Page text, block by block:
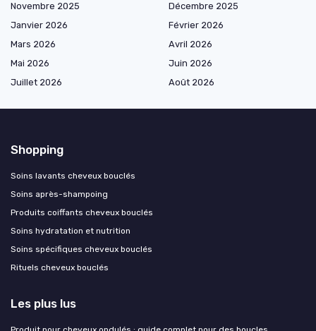
Novembre 2025
Décembre 2025
Janvier 2026
Février 2026
Mars 2026
Avril 2026
Mai 2026
Juin 2026
Juillet 2026
Août 2026
Shopping
Soins lavants cheveux bouclés
Soins après-shampoing
Produits coiffants cheveux bouclés
Soins hydratation et nutrition
Soins spécifiques cheveux bouclés
Rituels cheveux bouclés
Les plus lus